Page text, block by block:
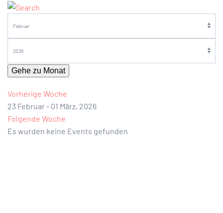
Gehe zu Monat
Vorherige Woche
23 Februar - 01 März, 2026
Folgende Woche
Es wurden keine Events gefunden